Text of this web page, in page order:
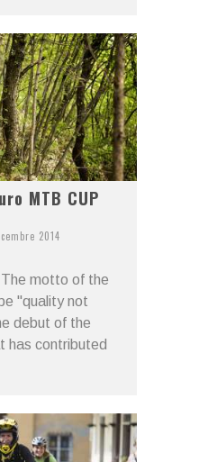
MTB CUP
2014
motto of the
"quality not
debut of the
has contributed